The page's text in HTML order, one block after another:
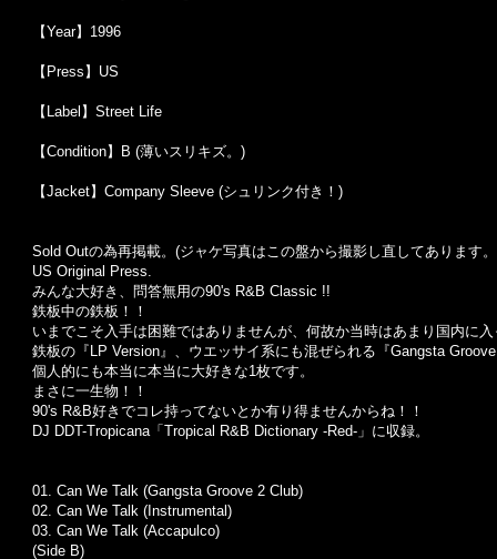
【Year】1996
【Press】US
【Label】Street Life
【Condition】B (薄いスリキズ。)
【Jacket】Company Sleeve (シュリンク付き！)
Sold Outの為再掲載。(ジャケ写真はこの盤から撮影し直してあります
US Original Press.
みんな大好き、問答無用の90's R&B Classic !!
鉄板中の鉄板！！
いまでこそ入手は困難ではありませんが、何故か当時はあまり国内に
鉄板の『LP Version』、ウエッサイ系にも混ぜられる『Gangsta
個人的にも本当に本当に大好きな1枚です。
まさに一生物！！
90's R&B好きでコレ持ってないとか有り得ませんからね！！
DJ DDT-Tropicana「Tropical R&B Dictionary -Red-」に収録。
01. Can We Talk (Gangsta Groove 2 Club)
02. Can We Talk (Instrumental)
03. Can We Talk (Accapulco)
(Side B)